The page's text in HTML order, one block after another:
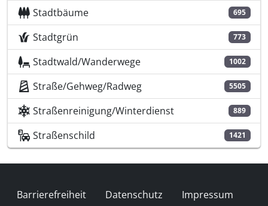
Stadtbäume 695
Stadtgrün 773
Stadtwald/Wanderwege 1002
Straße/Gehweg/Radweg 5505
Straßenreinigung/Winterdienst 889
Straßenschild 1421
Fußzeile
Barrierefreiheit Datenschutz Impressum